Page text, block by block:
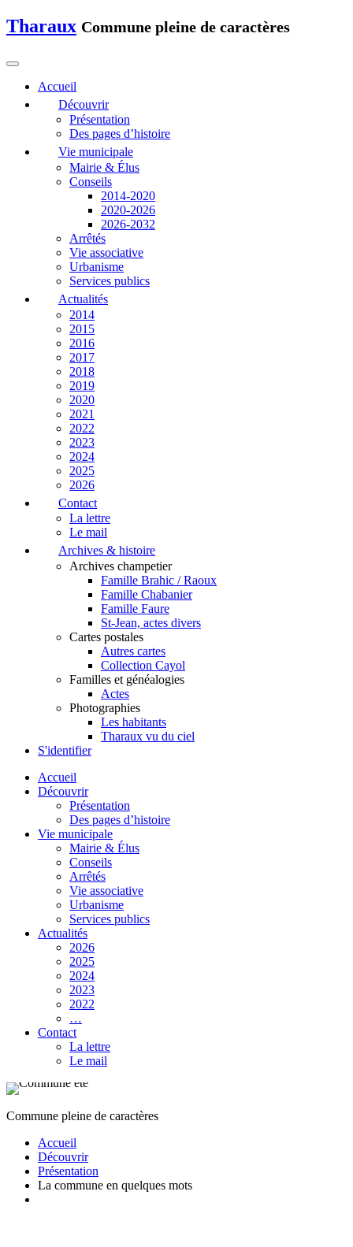
Tharaux Commune pleine de caractères
Accueil
Découvrir
Présentation
Des pages d’histoire
Vie municipale
Mairie & Élus
Conseils
2014-2020
2020-2026
2026-2032
Arrêtés
Vie associative
Urbanisme
Services publics
Actualités
2014
2015
2016
2017
2018
2019
2020
2021
2022
2023
2024
2025
2026
Contact
La lettre
Le mail
Archives & histoire
Archives champetier
Famille Brahic / Raoux
Famille Chabanier
Famille Faure
St-Jean, actes divers
Cartes postales
Autres cartes
Collection Cayol
Familles et généalogies
Actes
Photographies
Les habitants
Tharaux vu du ciel
S'identifier
Accueil
Découvrir
Présentation
Des pages d’histoire
Vie municipale
Mairie & Élus
Conseils
Arrêtés
Vie associative
Urbanisme
Services publics
Actualités
2026
2025
2024
2023
2022
…
Contact
La lettre
Le mail
Commune pleine de caractères
Accueil
Découvrir
Présentation
La commune en quelques mots